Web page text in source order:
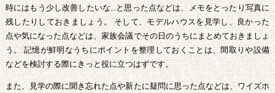
時にはもう少し改善したいな…と思った点などは、メモをとったり写真に
残したりしておきましょう。 そして、モデルハウスを見学し、良かった
点や気になった点などは、家族会議でその日のうちにまとめておきましょ
う。 記憶が鮮明なうちにポイントを整理しておくことは、間取りや設備
などを検討する際にきっと役に立つはずです。
また、見学の際に聞き忘れた点や新たに疑問に思った点などは、ワイズホ